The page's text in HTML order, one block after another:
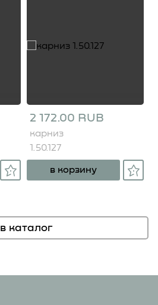
2 172.00 RUB
карниз
1.50.127
в корзину
в каталог